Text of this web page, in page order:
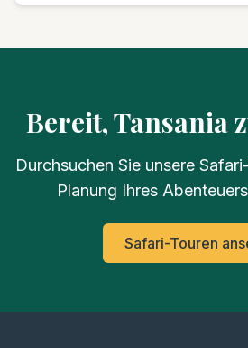
Bereit, Tansania
Durchsuchen Sie unsere
Planung Ihres
Safari-Touren